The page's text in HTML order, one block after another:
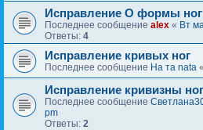
Исправление О формы ног
Последнее сообщение alex « Вт
Ответы: 4
Исправление кривых ног
Последнее сообщение На та nata «
Исправление кривизны
Последнее сообщение
pm
Ответы: 2